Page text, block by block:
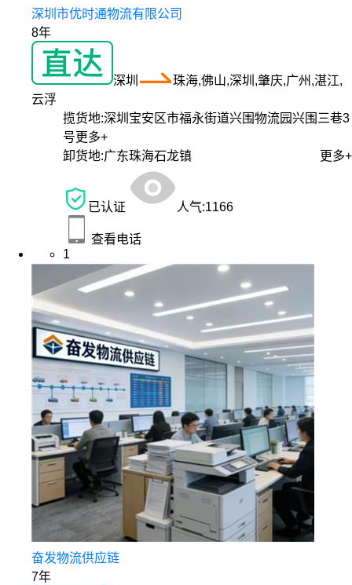
深圳市优时通物流有限公司
8年
深圳
珠海,佛山,深圳,肇庆,广州,湛江,
云浮
揽货地:深圳宝安区市福永街道兴围物流园兴围三巷3
号更多+
卸货地:广东珠海石龙镇 更多+
已认证 人气:1166
查看电话
1
奋发物流供应链
7年